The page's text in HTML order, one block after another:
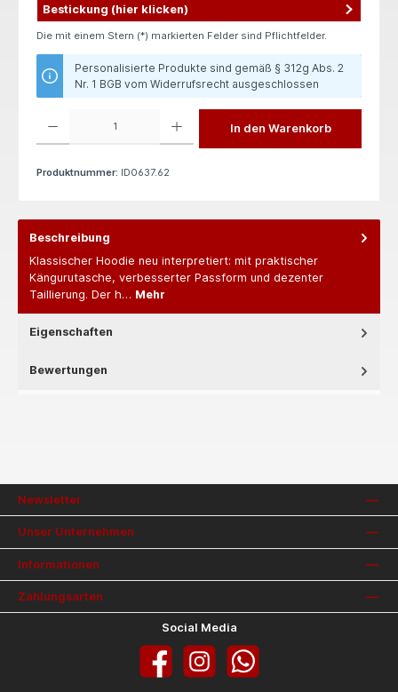
Bestickung (hier klicken)
Die mit einem Stern (*) markierten Felder sind Pflichtfelder.
Personalisierte Produkte sind gemäß § 312g Abs. 2
Nr. 1 BGB vom Widerrufsrecht ausgeschlossen
In den Warenkorb
Produktnummer: ID0637.62
Beschreibung
Klassischer Hoodie neu interpretiert: mit praktischer
Kängurutasche, verbesserter Passform und dezenter
Taillierung. Der h… Mehr
Eigenschaften
Bewertungen
Newsletter
Unser Unternehmen
Informationen
Zahlungsarten
Social Media
Facebook InstagramWhatsApp